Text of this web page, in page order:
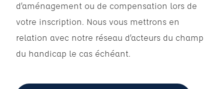
d’aménagement ou de compensation lors de
votre inscription. Nous vous mettrons en
relation avec notre réseau d’acteurs du champ
du handicap le cas échéant.